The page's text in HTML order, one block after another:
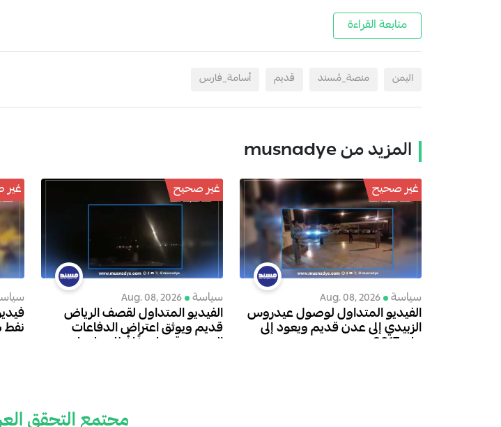
متابعة القراءة
اليمن منصة_مُسند قديم أسامة_فارس
المزيد من musnadye
غير صحيح
سياسة Aug. 08, 2026
الفيديو المتداول لوصول عيدروس
الزبيدي إلى عدن قديم ويعود إلى
عام 2017
غير صحيح
سياسة Aug. 08, 2026
الفيديو المتداول لقصف الرياض
قديم ويوثق اعتراض الدفاعات
السعودية صاروخًا أُطلق باتجاه